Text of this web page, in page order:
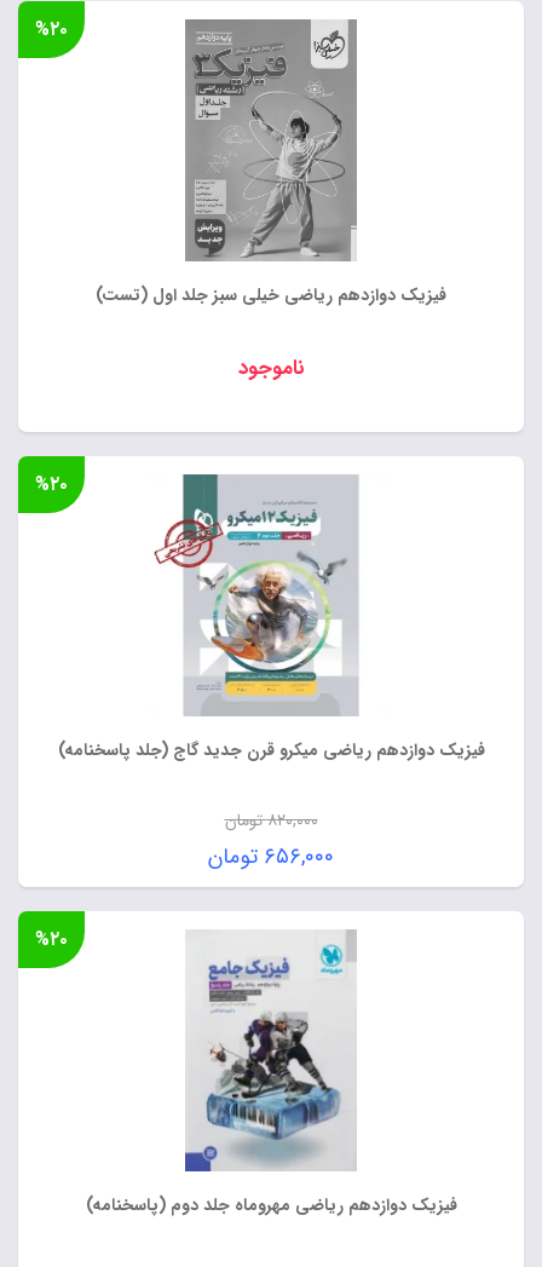
فیزیک دوازدهم ریاضی خیلی سبز جلد اول (تست)
ناموجود
%۲۰
فیزیک دوازدهم ریاضی میکرو قرن جدید گاج (جلد پاسخنامه)
۸۲۰,۰۰۰تومان
قیمت
اصلی:
۸۲۰,۰۰۰ تومان
۶۵۶,۰۰۰ تومان
قیمت
فعلی:
۶۵۶,۰۰۰ تومان.
%۲۰
فیزیک دوازدهم ریاضی مهروماه جلد دوم (پاسخنامه)
%۲۰